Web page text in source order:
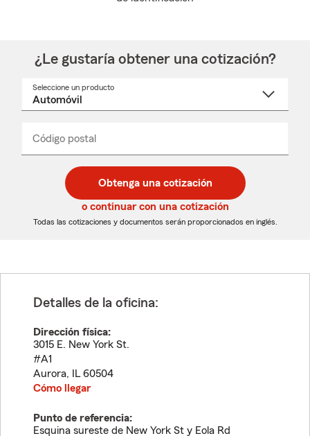
¿Le gustaría obtener una cotización?
Seleccione un producto
desplegable
Código postal
de
5
dígitos
de
5
dígitos
_____
Obtenga una cotización
o continuar con una cotización
Todas las cotizaciones y documentos serán proporcionados en inglés.
Detalles de la oficina:
Dirección física:
3015 E. New York St.
#A1
Aurora, IL 60504
Cómo llegar
Punto de referencia:
Esquina sureste de New York St y Eola Rd